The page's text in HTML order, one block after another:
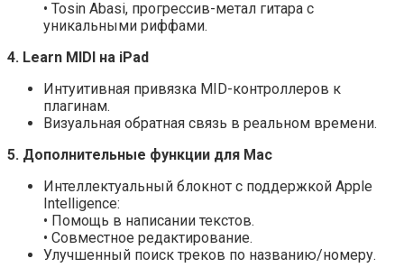
• Tosin Abasi, прогрессив-метал гитара с
уникальными риффами.
4. Learn MIDI на iPad
Интуитивная привязка MID-контроллеров к
плагинам.
Визуальная обратная связь в реальном времени.
5. Дополнительные функции для Mac
Интеллектуальный блокнот с поддержкой Apple
Intelligence:
• Помощь в написании текстов.
• Совместное редактирование.
Улучшенный поиск треков по названию/номеру.